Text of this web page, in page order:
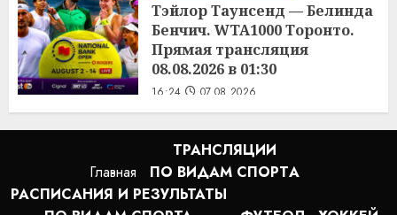
Тэйлор Таунсенд — Белинда
Бенчич. WTA1000 Торонто.
Прямая трансляция
08.08.2026 в 01:30
16:24 07.08.2026
Главная
ТРАНСЛЯЦИИ
ПО ВИДАМ СПОРТA
РАСПИСАНИЯ И РЕЗУЛЬТАТЫ